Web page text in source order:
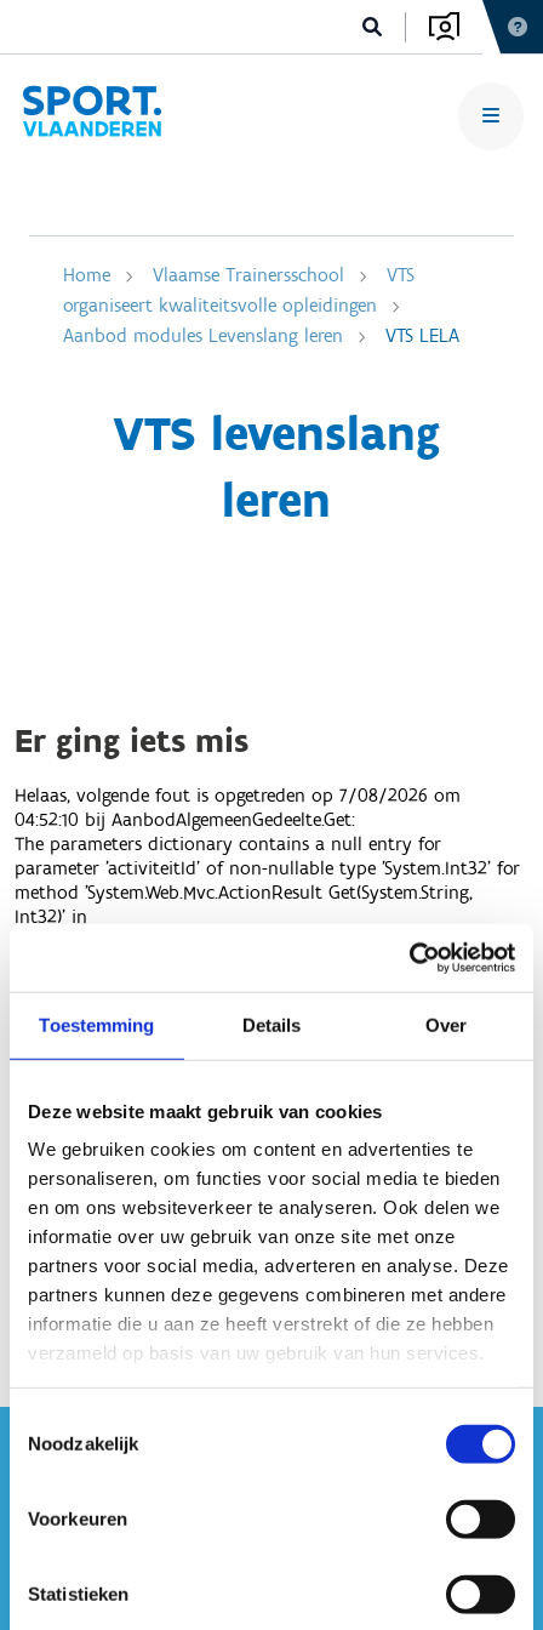
Toestemming Details Over
Deze website maakt gebruik van cookies
We gebruiken cookies om content en advertenties te
personaliseren, om functies voor social media te bieden
en om ons websiteverkeer te analyseren. Ook delen we
informatie over uw gebruik van onze site met onze
partners voor social media, adverteren en analyse. Deze
partners kunnen deze gegevens combineren met andere
informatie die u aan ze heeft verstrekt of die ze hebben
verzameld op basis van uw gebruik van hun services.
Noodzakelijk
Voorkeuren
Statistieken
Home Vlaamse Trainersschool
VTS
organiseert kwaliteitsvolle opleidingen
Aanbod modules Levenslang leren
VTS LELA
VTS levenslang
leren
#sportersbelevenmeer